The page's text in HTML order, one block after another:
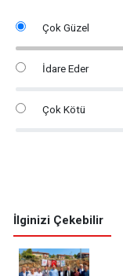
Çok Güzel
İdare Eder
Çok Kötü
İlginizi Çekebilir